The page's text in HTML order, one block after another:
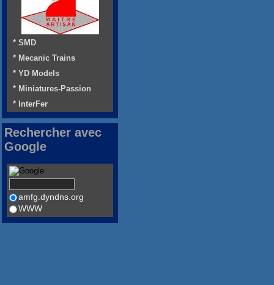
* SMD
* Mecanic Trains
* YD Models
* Miniatures-Passion
* InterFer
Rechercher avec
Google
amfg.dyndns.org
WWW